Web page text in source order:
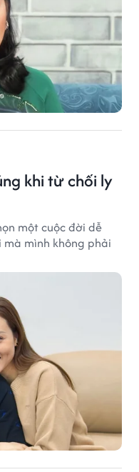
khi từ chối ly
một cuộc đời dễ
mình không phải